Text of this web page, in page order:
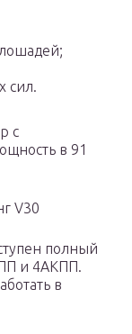
сил.
с
в 91
V30
полный
и 4АКПП.
в